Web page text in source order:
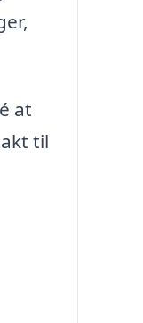
at
til